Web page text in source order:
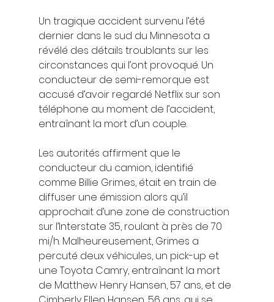
Un tragique accident survenu l’été
dernier dans le sud du Minnesota a
révélé des détails troublants sur les
circonstances qui l’ont provoqué. Un
conducteur de semi-remorque est
accusé d’avoir regardé Netflix sur son
téléphone au moment de l’accident,
entraînant la mort d’un couple.
Les autorités affirment que le
conducteur du camion, identifié
comme Billie Grimes, était en train de
diffuser une émission alors qu’il
approchait d’une zone de construction
sur l’Interstate 35, roulant à près de 70
mi/h. Malheureusement, Grimes a
percuté deux véhicules, un pick-up et
une Toyota Camry, entraînant la mort
de Matthew Henry Hansen, 57 ans, et de